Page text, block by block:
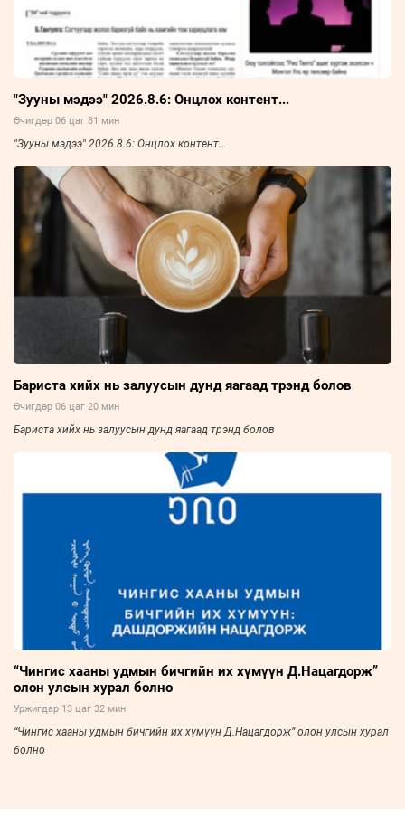
"Зууны мэдээ" 2026.8.6: Онцлох контент...
Өчигдөр 06 цаг 31 мин
"Зууны мэдээ" 2026.8.6: Онцлох контент...
Бариста хийх нь залуусын дунд яагаад трэнд болов
Өчигдөр 06 цаг 20 мин
Бариста хийх нь залуусын дунд яагаад трэнд болов
“Чингис хааны удмын бичгийн их хүмүүн Д.Нацагдорж”
олон улсын хурал болно
Уржигдар 13 цаг 32 мин
“Чингис хааны удмын бичгийн их хүмүүн Д.Нацагдорж” олон улсын хурал
болно